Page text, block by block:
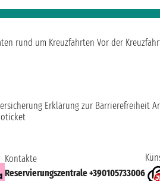
rund um Kreuzfahrten Vor der
Erklärung zur Barrierefreiheit
Kontakte
Reservierungszentrale +390105733006